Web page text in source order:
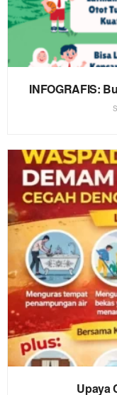
INFOGRAFIS:
Upaya